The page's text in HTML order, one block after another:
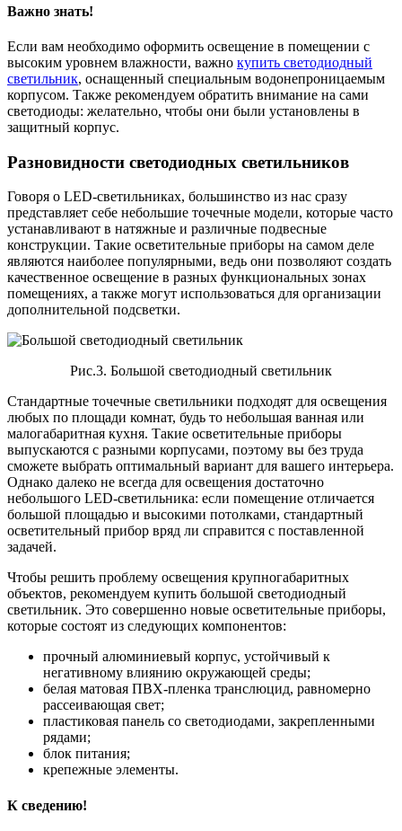
Важно знать!
Если вам необходимо оформить освещение в помещении с
высоким уровнем влажности, важно купить светодиодный
светильник, оснащенный специальным водонепроницаемым
корпусом. Также рекомендуем обратить внимание на сами
светодиоды: желательно, чтобы они были установлены в
защитный корпус.
Разновидности светодиодных светильников
Говоря о LED-светильниках, большинство из нас сразу
представляет себе небольшие точечные модели, которые часто
устанавливают в натяжные и различные подвесные
конструкции. Такие осветительные приборы на самом деле
являются наиболее популярными, ведь они позволяют создать
качественное освещение в разных функциональных зонах
помещениях, а также могут использоваться для организации
дополнительной подсветки.
Рис.3. Большой светодиодный светильник
Стандартные точечные светильники подходят для освещения
любых по площади комнат, будь то небольшая ванная или
малогабаритная кухня. Такие осветительные приборы
выпускаются с разными корпусами, поэтому вы без труда
сможете выбрать оптимальный вариант для вашего интерьера.
Однако далеко не всегда для освещения достаточно
небольшого LED-светильника: если помещение отличается
большой площадью и высокими потолками, стандартный
осветительный прибор вряд ли справится с поставленной
задачей.
Чтобы решить проблему освещения крупногабаритных
объектов, рекомендуем купить большой светодиодный
светильник. Это совершенно новые осветительные приборы,
которые состоят из следующих компонентов:
прочный алюминиевый корпус, устойчивый к
негативному влиянию окружающей среды;
белая матовая ПВХ-пленка транслюцид, равномерно
рассеивающая свет;
пластиковая панель со светодиодами, закрепленными
рядами;
блок питания;
крепежные элементы.
К сведению!